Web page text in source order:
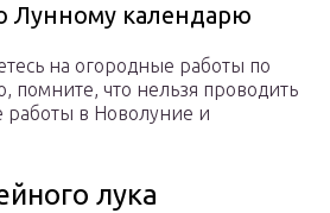
Лунному календарю
на огородные работы по
помните, что нельзя проводить
работы в Новолуние и
лука